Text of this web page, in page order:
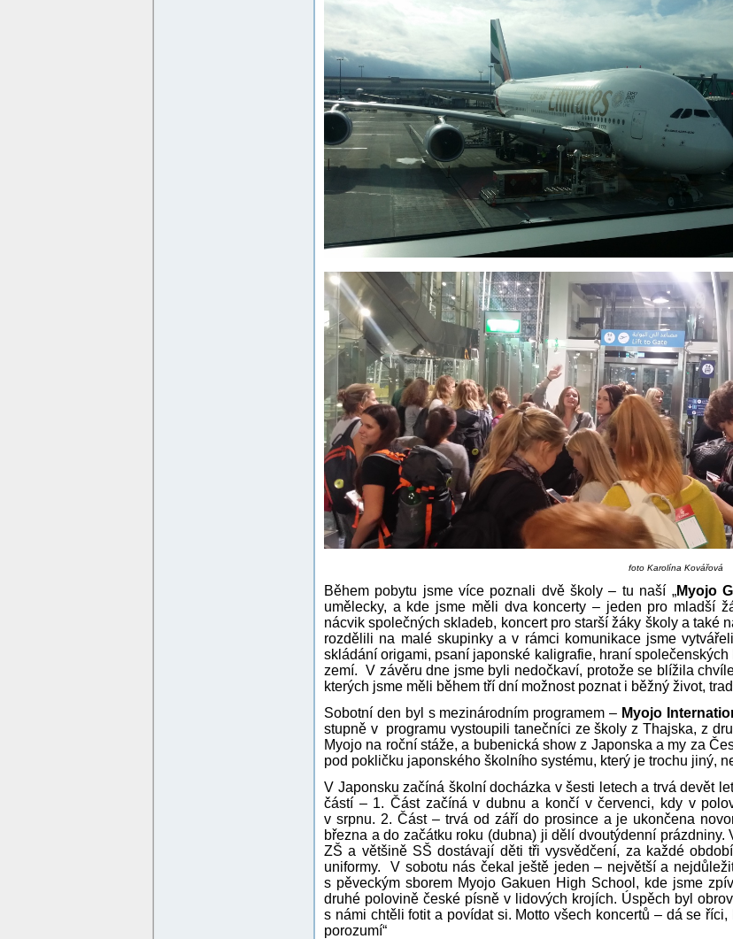
foto Karolína Kovářová
Během pobytu jsme více poznali dvě školy – tu naší „Myojo
umělecky, a kde jsme měli dva koncerty – jeden pro mladší
nácvik společných skladeb, koncert pro starší žáky školy a také
rozdělili na malé skupinky a v rámci komunikace jsme
skládání origami, psaní japonské kaligrafie, hraní
zemí. V závěru dne jsme byli nedočkaví, protože se blížila
kterých jsme měli během tří dní možnost poznat i běžný život,
Sobotní den byl s mezinárodním programem – Myojo
stupně v programu vystoupili tanečníci ze školy z Thajska, z
Myojo na roční stáže, a bubenická show z Japonska a my za
pod pokličku japonského školního systému, který je trochu jiný,
V Japonsku začíná školní docházka v šesti letech a trvá devět
částí – 1. Část začíná v dubnu a končí v červenci, kdy v
v srpnu. 2. Část – trvá od září do prosince a je ukončena
března a do začátku roku (dubna) ji dělí dvoutýdenní
ZŠ a většině SŠ dostávají děti tři vysvědčení, za každé
uniformy. V sobotu nás čekal ještě jeden – největší a
s pěveckým sborem Myojo Gakuen High School, kde jsme
druhé polovině české písně v lidových krojích. Úspěch byl
s námi chtěli fotit a povídat si. Motto všech koncertů – dá se
porozumí“